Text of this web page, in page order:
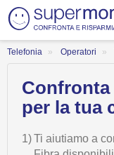
Telefonia Operatori
per la tua
1)Ti aiutiamo a